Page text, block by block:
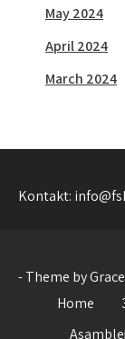
May 2024
April 2024
March 2024
Kontakt:
- Theme by
Home